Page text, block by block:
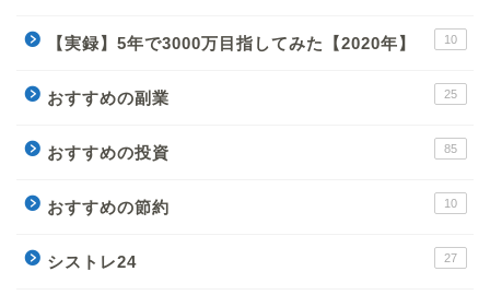
【実録】5年で3000万目指してみた【2020年】 10
おすすめの副業 25
おすすめの投資 85
おすすめの節約 10
シストレ24 27